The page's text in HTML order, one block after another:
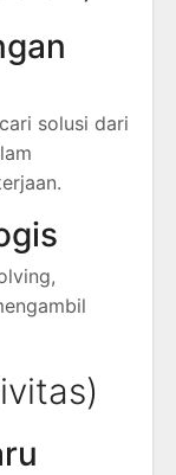
solusi dari